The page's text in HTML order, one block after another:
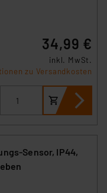
34,99 €
inkl. MwSt.
zu Versandkosten
Sensor, IP44,